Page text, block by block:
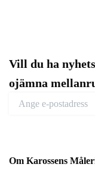
Vill du ha
ojämna
Om Karossens